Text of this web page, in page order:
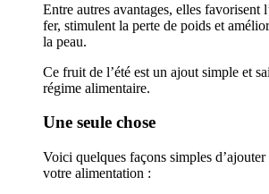
Entre autres avantages, elles favorisent
fer, stimulent la perte de poids et
la peau.
Ce fruit de l’été est un ajout simple et
régime alimentaire.
Une seule chose
Voici quelques façons simples d’ajouter
votre alimentation :